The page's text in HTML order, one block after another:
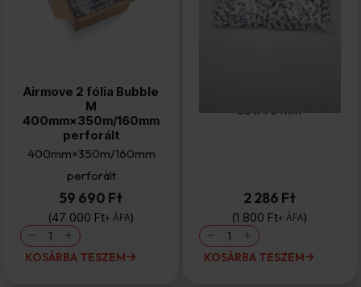
Airmove 2 fólia Bubble
M
400mm×350m/160mm
perforált
400mm×350m/160mm
perforált
59 690 Ft
47 000 Ft+ ÁFA
Airmove
2
fólia
Bubble
KOSÁRBA TESZEM
35 x 70 mm
2 286 Ft
1 800 Ft+ ÁFA
Szilikagél
mennyiség
KOSÁRBA TESZEM